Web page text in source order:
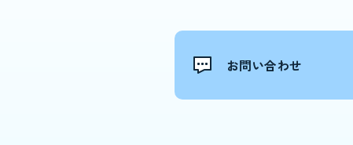
お問い合わせ